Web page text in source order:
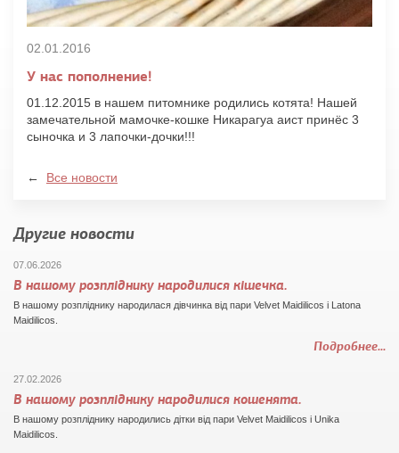
02.01.2016
У нас пополнение!
01.12.2015 в нашем питомнике родились котята! Нашей
замечательной мамочке-кошке Никарагуа аист принёс 3
сыночка и 3 лапочки-дочки!!!
← Все новости
Другие новости
07.06.2026
В нашому розпліднику народилися кішечка.
В нашому розпліднику народилaся дівчинка від пари Velvet Maidilicos i Latona
Maidilicos.
Подробнее...
27.02.2026
В нашому розпліднику народилися кошенята.
В нашому розпліднику народились дітки від пари Velvet Maidilicos i Unika
Maidilicos.